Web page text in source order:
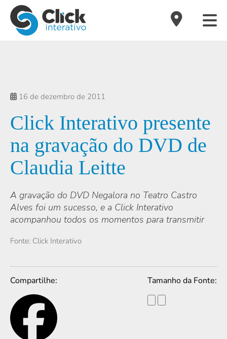
16 de dezembro de 2011
Click Interativo presente
na gravação do DVD de
Claudia Leitte
A gravação do DVD Negalora no Teatro Castro
Alves foi um sucesso, e a Click Interativo
acompanhou todos os momentos para transmitir
Fonte: Click Interativo
Compartilhe: Tamanho da Fonte: